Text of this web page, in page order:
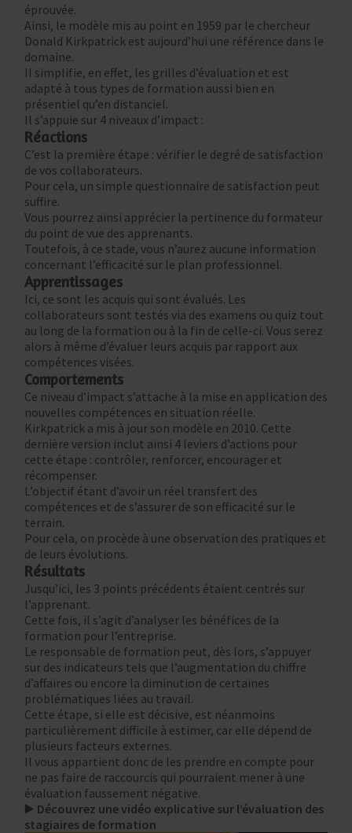
éprouvée.
Ainsi, le modèle mis au point en 1959 par le chercheur
Donald Kirkpatrick est aujourd’hui une référence dans le
domaine.
Il simplifie, en effet, les grilles d’évaluation et est
adapté à tous types de formation aussi bien en
présentiel qu’en distanciel.
Il s’appuie sur 4 niveaux d’impact :
Réactions
C’est la première étape : vérifier le degré de satisfaction
de vos collaborateurs.
Pour cela, un simple questionnaire de satisfaction peut
suffire.
Vous pourrez ainsi apprécier la pertinence du formateur
du point de vue des apprenants.
Toutefois, à ce stade, vous n’aurez aucune information
concernant l’efficacité sur le plan professionnel.
Apprentissages
Ici, ce sont les acquis qui sont évalués. Les
collaborateurs sont testés via des examens ou quiz tout
au long de la formation ou à la fin de celle-ci. Vous serez
alors à même d’évaluer leurs acquis par rapport aux
compétences visées.
Comportements
Ce niveau d’impact s’attache à la mise en application des
nouvelles compétences en situation réelle.
Kirkpatrick a mis à jour son modèle en 2010. Cette
dernière version inclut ainsi 4 leviers d’actions pour
cette étape : contrôler, renforcer, encourager et
récompenser.
L’objectif étant d’avoir un réel transfert des
compétences et de s’assurer de son efficacité sur le
terrain.
Pour cela, on procède à une observation des pratiques et
de leurs évolutions.
Résultats
Jusqu’ici, les 3 points précédents étaient centrés sur
l’apprenant.
Cette fois, il s’agit d’analyser les bénéfices de la
formation pour l’entreprise.
Le responsable de formation peut, dès lors, s’appuyer
sur des indicateurs tels que l’augmentation du chiffre
d’affaires ou encore la diminution de certaines
problématiques liées au travail.
Cette étape, si elle est décisive, est néanmoins
particulièrement difficile à estimer, car elle dépend de
plusieurs facteurs externes.
Il vous appartient donc de les prendre en compte pour
ne pas faire de raccourcis qui pourraient mener à une
évaluation faussement négative.
▶️ Découvrez une vidéo explicative sur l’évaluation des
stagiaires de formation